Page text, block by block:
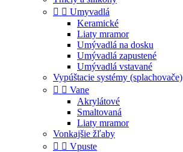
  Umyvadlá
Keramické
Liaty mramor
Umývadlá na dosku
Umývadlá zapustené
Umývadlá vstavané
Vypúštacie systémy (splachovače)
  Vane
Akrylátové
Smaltovaná
Liaty mramor
Vonkajšie žľaby
  Vpuste